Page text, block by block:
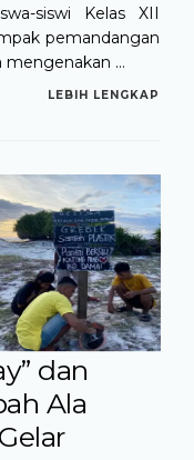
siswi Kelas XII
pemandangan
mengenakan ...
LEBIH LENGKAP
dan
Ala